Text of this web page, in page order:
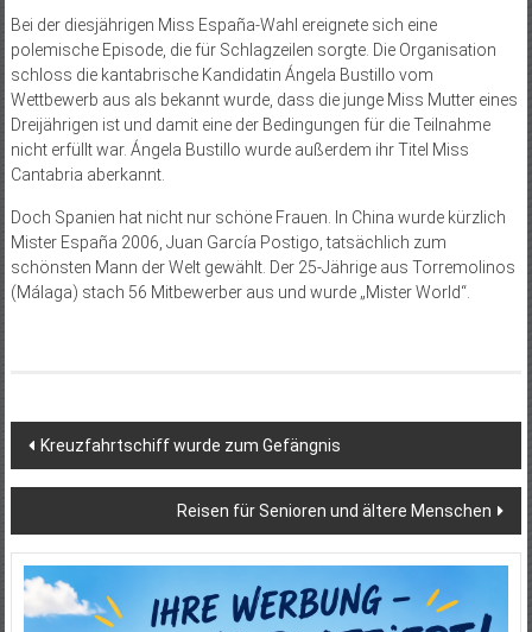
Bei der diesjährigen Miss España-Wahl ereignete sich eine
polemische Episode, die für Schlagzeilen sorgte. Die Organisation
schloss die kantabrische Kandidatin Ángela Bustillo vom
Wettbewerb aus als bekannt wurde, dass die junge Miss Mutter eines
Dreijährigen ist und damit eine der Bedingungen für die Teilnahme
nicht erfüllt war. Ángela Bustillo wurde außerdem ihr Titel Miss
Cantabria aberkannt.
Doch Spanien hat nicht nur schöne Frauen. In China wurde kürzlich
Mister España 2006, Juan García Postigo, tatsächlich zum
schönsten Mann der Welt gewählt. Der 25-Jährige aus Torremolinos
(Málaga) stach 56 Mitbewerber aus und wurde „Mister World“.
Beitragsnavigation
Kreuzfahrtschiff wurde zum Gefängnis
Reisen für Senioren und ältere Menschen